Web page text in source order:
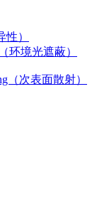
）
环境光遮蔽）
（次表面散射）